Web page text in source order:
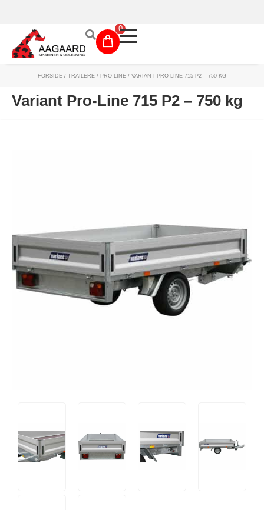
0
Maskinudlejning
Have- og parkmaskiner
Outlet
Tips og tricks
4.4 Google Reviews
FORSIDE / TRAILERE / PRO-LINE / VARIANT PRO-LINE 715 P2 – 750 KG
Variant Pro-Line 715 P2 – 750 kg